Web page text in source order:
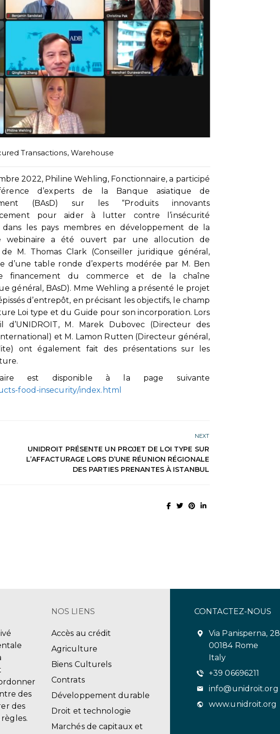
Transactions, Warehouse
2022, Philine Wehling, Fonctionnaire, a participé
d’experts de la Banque asiatique de
(BAsD) sur les “Produits innovants
pour aider à lutter contre l’insécurité
dans les pays membres en développement de la
webinaire a été ouvert par une allocution de
M. Thomas Clark (Conseiller juridique général,
d’une table ronde d’experts modérée par M. Ben
financement du commerce et de la chaîne
général, BAsD). Mme Wehling a présenté le projet
d’entrepôt, en précisant les objectifs, le champ
Loi type et du Guide pour son incorporation. Lors
M. Marek Dubovec (Directeur des
et M. Lamon Rutten (Directeur général,
ont également fait des présentations sur les
est disponible à la page suivante
food-insecurity/index.html
NEXT
UNIDROIT PRÉSENTE UN PROJET DE LOI TYPE SUR
L’AFFACTURAGE LORS D’UNE RÉUNION RÉGIONALE
DES PARTIES PRENANTES À ISTANBUL
des
des
NOS LIENS
Accès au crédit
Agriculture
Biens Culturels
Contrats
Développement durable
Droit et technologie
Marchés de capitaux et
CONTACTEZ-NOUS
Via Panisperna, 28
00184 Rome
Italy
+39 06696211
info@unidroit.org
www.unidroit.org